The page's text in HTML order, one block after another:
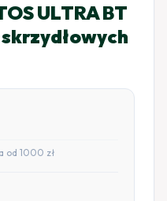
ULTRA BT
od 1000 zł